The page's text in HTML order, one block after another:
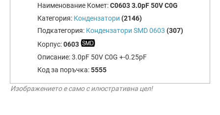
Наименование Комет:C0603 3.0pF 50V C0G
Категория: Кондензатори (2146)
Подкатегория: Кондензатори SMD 0603 (307)
Корпус:0603
Описание:3.0pF 50V C0G +-0.25pF
Код за поръчка:5555
Изображението е само с илюстративна цел!